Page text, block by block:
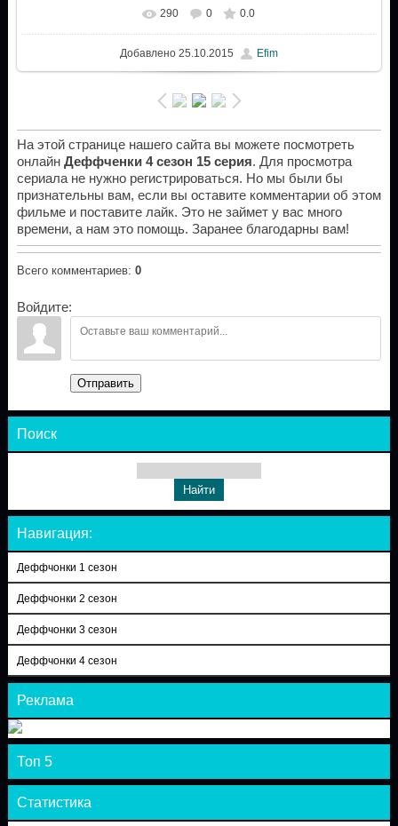
290 0 0.0
Добавлено25.10.2015 Efim
На этой странице нашего сайта вы можете посмотреть
онлайн Деффченки 4 сезон 15 серия. Для просмотра
сериала не нужно регистрироваться. Но мы были бы
признательны вам, если вы оставите комментарии об этом
фильме и поставите лайк. Это не займет у вас много
времени, а нам это помощь. Заранее благодарны вам!
Всего комментариев: 0
Войдите:
Отправить
Поиск
Навигация:
Деффчонки 1 сезон
Деффчонки 2 сезон
Деффчонки 3 сезон
Деффчонки 4 сезон
Реклама
Топ 5
Статистика